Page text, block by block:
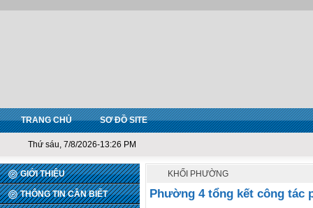
TRANG CHỦ SƠ ĐỒ SITE
Thứ sáu, 7/8/2026-13:26 PM
GIỚI THIỆU
THÔNG TIN CẦN BIẾT
KHỐI PHƯỜNG
Phường 4 tổng kết công tác